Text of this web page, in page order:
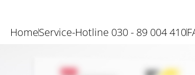
HomeService-Hotline 030 - 89 004 410